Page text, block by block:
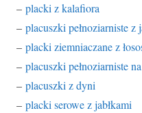
– placki z kalafiora
– placuszki pełnoziarniste z
– placki ziemniaczane z
– placuszki pełnoziarniste
– placuszki z dyni
– placki serowe z jabłkami